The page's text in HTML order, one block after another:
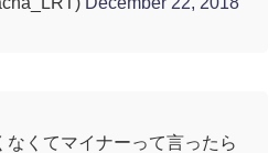
なくてマイナーって言ったら